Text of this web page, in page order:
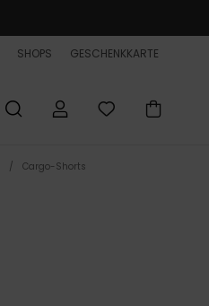
SHOPS GESCHENKKARTE
Cargo-Shorts